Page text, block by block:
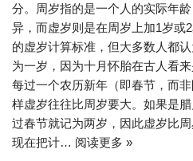
分。周岁指的是一个人的实际年
异，而虚岁则是在周岁上加1岁或
的虚岁计算标准，但大多数人都
为一岁，因为十月怀胎在古人看
每过一个农历新年（即春节，而
样虚岁往往比周岁要大。如果是
过春节就记为两岁，因此虚岁比
现在把计… 阅读更多 »